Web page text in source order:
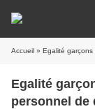
Accueil » Egalité garçons
Egalité
personnel de